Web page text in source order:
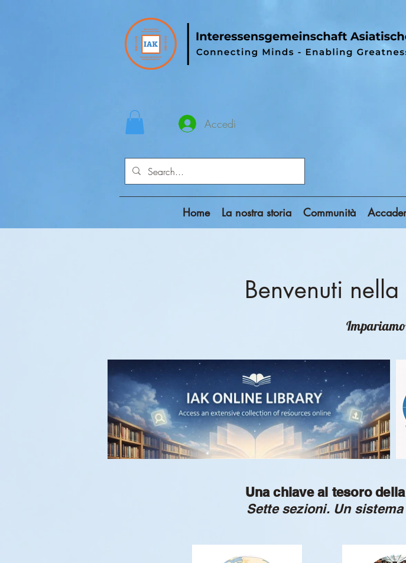
Accedi
Home La nostra storia Communità
Benvenuti
Una chiave al tesoro
Sette sezioni. Un